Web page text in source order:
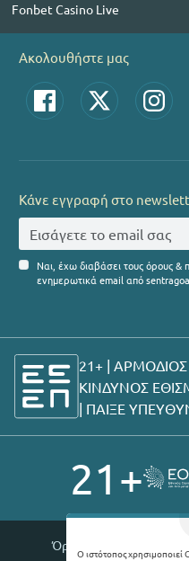
Ο ιστότοπος χρησιμοποιεί
Fonbet Casino Live
Ακολουθήστε μας
Κάνε εγγραφή στο
Ναι, έχω διαβάσει τους όρους
ενημερωτικά email από
21+ |
ΚΙΝΔΥΝΟΣ
| ΠΑΙΞΕ
21+
Όροι χρήσης |